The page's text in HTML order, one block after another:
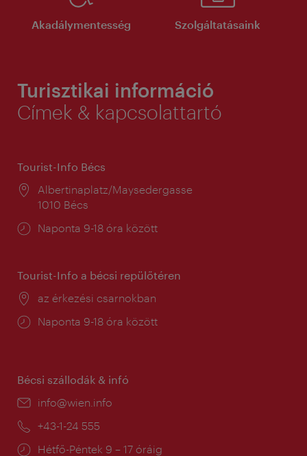
Akadálymentesség Szolgáltatásaink
Turisztikai információ
Címek & kapcsolattartó
Tourist-Info Bécs
Helyszín:
Albertinaplatz/Maysedergasse
1010 Bécs
Nyitva
Naponta 9-18 óra között
Tourist-Info a bécsi repülőtéren
Helyszín:
az érkezési csarnokban
Nyitva
Naponta 9-18 óra között
Bécsi szállodák & infó
E-
info@wien.info
Telefon:
+43-1-24 555
Nyitva
Hétfő-Péntek 9 – 17 óráig